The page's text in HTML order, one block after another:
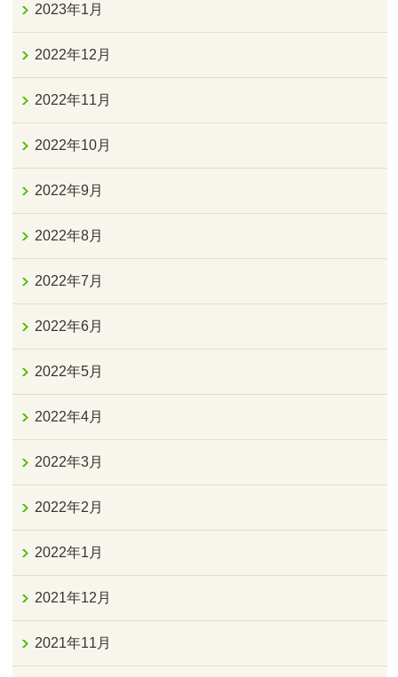
2023年1月
2022年12月
2022年11月
2022年10月
2022年9月
2022年8月
2022年7月
2022年6月
2022年5月
2022年4月
2022年3月
2022年2月
2022年1月
2021年12月
2021年11月